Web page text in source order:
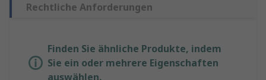
Rechtliche Anforderungen
Finden Sie ähnliche Produkte, indem
Sie ein oder mehrere Eigenschaften
auswählen.